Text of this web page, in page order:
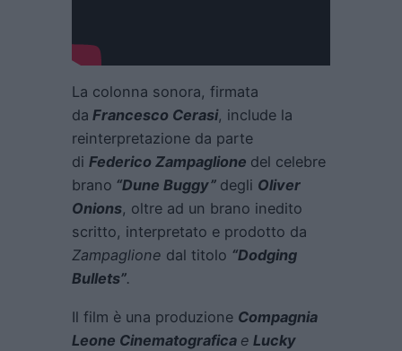
La colonna sonora, firmata
da Francesco Cerasi, include la
reinterpretazione da parte
di Federico Zampaglione del celebre
brano “Dune Buggy” degli Oliver
Onions, oltre ad un brano inedito
scritto, interpretato e prodotto da
Zampaglione dal titolo “Dodging
Bullets”.
Il film è una produzione Compagnia
Leone Cinematografica e Lucky